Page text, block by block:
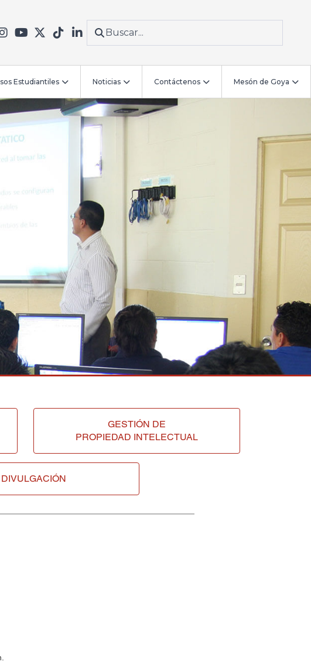
Estudiantiles Noticias Contáctenos Mesón de Goya
GESTIÓN DE
PROPIEDAD INTELECTUAL
DIVULGACIÓN